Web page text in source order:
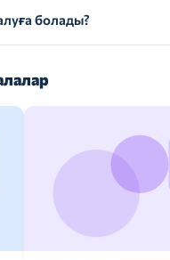
болады?